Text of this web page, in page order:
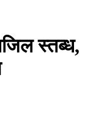
स्तब्ध,